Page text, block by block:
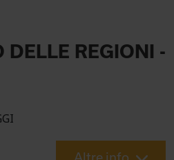
DELLE REGIONI -